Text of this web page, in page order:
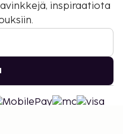
inspiraatiota